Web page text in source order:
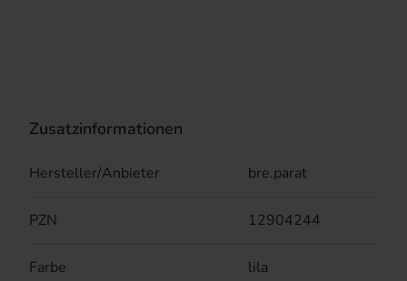
Zusatzinformationen
Hersteller/Anbieter bre.parat
PZN 12904244
Farbe lila